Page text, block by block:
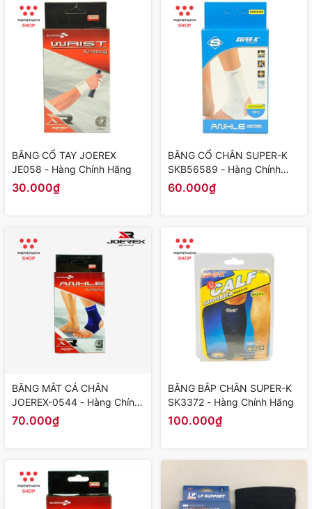
BĂNG CỔ TAY JOEREX
JE058 - Hàng Chính Hãng
30.000₫
BĂNG CỔ CHÂN SUPER-K
SKB56589 - Hàng Chính
Hãng
60.000₫
BĂNG MẮT CÁ CHÂN
JOEREX-0544 - Hàng Chính
Hãng
70.000₫
BĂNG BẮP CHÂN SUPER-K
SK3372 - Hàng Chính Hãng
100.000₫